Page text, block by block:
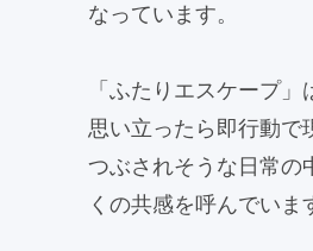
なっています。
「ふたりエスケープ
思い立ったら即行動で
つぶされそうな日常の
くの共感を呼んでいま